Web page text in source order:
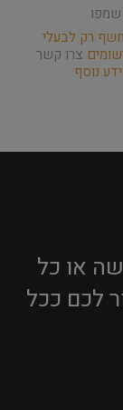
שמפו
רק לבעלי
צרו קשר
נוסף
או כל
לכם ככל